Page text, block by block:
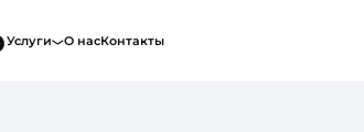
Услуги О насКонтакты